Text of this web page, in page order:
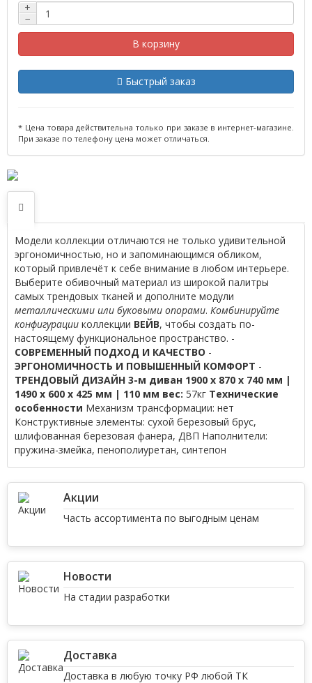
+
−
В корзину
Быстрый заказ
* Цена товара действительна только при заказе в интернет-магазине.
При заказе по телефону цена может отличаться.
Модели коллекции отличаются не только удивительной
эргономичностью, но и запоминающимся обликом,
который привлечёт к себе внимание в любом интерьере.
Выберите обивочный материал из широкой палитры
самых трендовых тканей и дополните модули
металлическими или буковыми опорами. Комбинируйте
конфигурации коллекции ВЕЙВ, чтобы создать по-
настоящему функциональное пространство. -
СОВРЕМЕННЫЙ ПОДХОД И КАЧЕСТВО -
ЭРГОНОМИЧНОСТЬ И ПОВЫШЕННЫЙ КОМФОРТ -
ТРЕНДОВЫЙ ДИЗАЙН 3-м диван 1900 х 870 х 740 мм |
1490 х 600 х 425 мм | 110 мм вес: 57кг Технические
особенности Механизм трансформации: нет
Конструктивные элементы: сухой березовый брус,
шлифованная березовая фанера, ДВП Наполнители:
пружина-змейка, пенополиуретан, синтепон
Акции
Часть ассортимента по выгодным ценам
Новости
На стадии разработки
Доставка
Доставка в любую точку РФ любой ТК